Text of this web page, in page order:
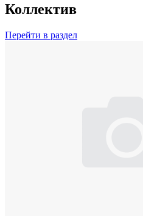
Коллектив
Перейти в раздел